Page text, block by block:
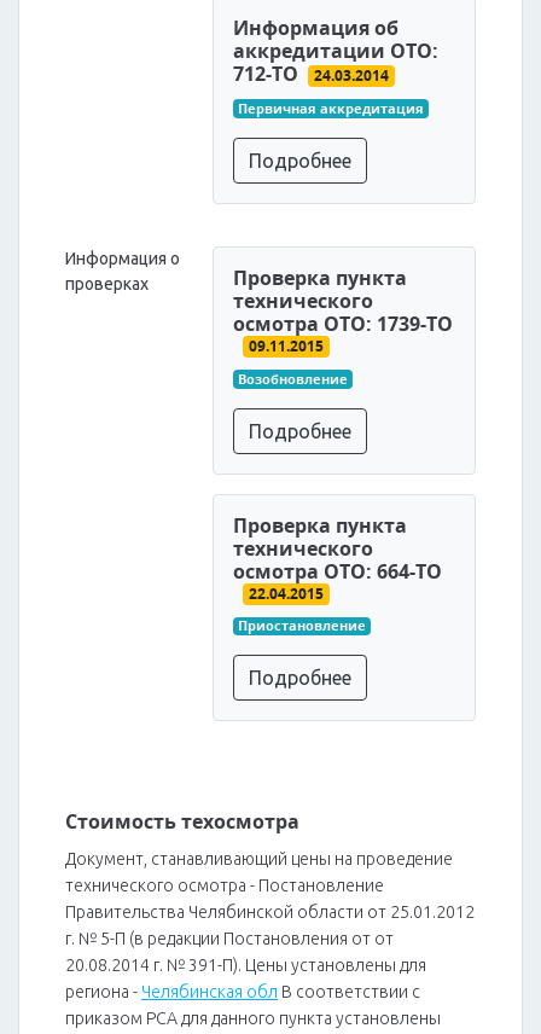
Информация об
аккредитации ОТО:
712-ТО
24.03.2014
Первичная аккредитация
Подробнее
Информация о
проверках
Проверка пункта
технического
осмотра ОТО: 1739-ТО
09.11.2015
Возобновление
Подробнее
Проверка пункта
технического
осмотра ОТО: 664-ТО
22.04.2015
Приостановление
Подробнее
Стоимость техосмотра
Документ, станавливающий цены на проведение
технического осмотра - Постановление
Правительства Челябинской области от 25.01.2012
г. № 5-П (в редакции Постановления от от
20.08.2014 г. № 391-П). Цены установлены для
региона - Челябинская обл В соответствии с
приказом РСА для данного пункта установлены